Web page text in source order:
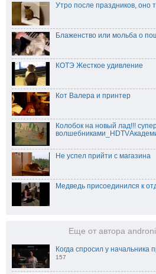
Утро после праздников, оно
Блаженство или мольба о
КОТЭ Жесткое удивление
Кот Валера и принтер
Колобок на новый лад!!!
Не успел прийти с магазина
Медведь присоединился к
Еще от автора
Когда спросил у
157